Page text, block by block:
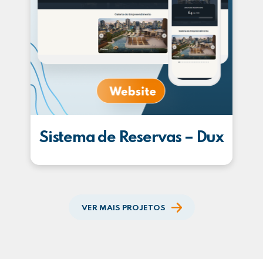
Sistema de Reservas – Dux
VER MAIS PROJETOS